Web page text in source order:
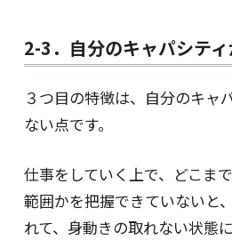
2-3．自分のキャパシテ
３つ目の特徴は、自分のキャ
ない点です。
仕事をしていく上で、どこま
範囲かを把握できていないと
れて、身動きの取れない状態